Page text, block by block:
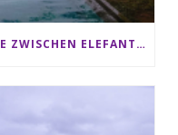
SRI LANKA RUNDREISE: 12 TAGE ZWISCHEN ELEFANTEN, TEEPLANTAGEN & STRAND ALS FAMILIE